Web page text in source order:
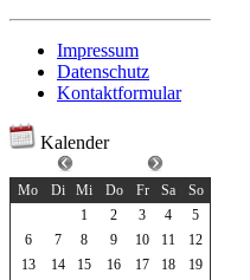
Impressum
Datenschutz
Kontaktformular
Kalender
Mo
Di Mi Do Fr Sa
So
1
2 3 4
5
6
7 8 9 10 11
12
13
14 15 16 17 18
19